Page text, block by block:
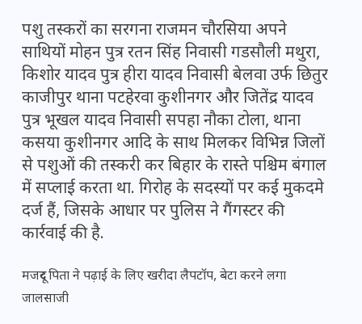
पशु तस्करों का सरगना राजमन चौरसिया अपने
साथियों मोहन पुत्र रतन सिंह निवासी गडसौली मथुरा,
किशोर यादव पुत्र हीरा यादव निवासी बेलवा उर्फ छितुर
काजीपुर थाना पटहेरवा कुशीनगर और जितेंद्र यादव
पुत्र भूखल यादव निवासी सपहा नौका टोला, थाना
कसया कुशीनगर आदि के साथ मिलकर विभिन्न जिलों
से पशुओं की तस्करी कर बिहार के रास्ते पश्चिम बंगाल
में सप्लाई करता था. गिरोह के सदस्यों पर कई मुकदमे
दर्ज हैं, जिसके आधार पर पुलिस ने गैंगस्टर की
कार्रवाई की है.
मजदूर पिता ने पढ़ाई के लिए खरीदा लैपटॉप, बेटा करने लगा
जालसाजी